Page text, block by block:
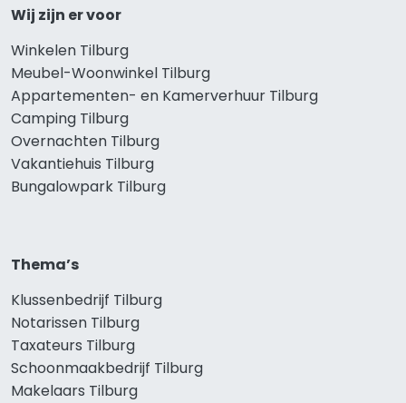
Wij zijn er voor
Winkelen Tilburg
Meubel-Woonwinkel Tilburg
Appartementen- en Kamerverhuur Tilburg
Camping Tilburg
Overnachten Tilburg
Vakantiehuis Tilburg
Bungalowpark Tilburg
Thema’s
Klussenbedrijf Tilburg
Notarissen Tilburg
Taxateurs Tilburg
Schoonmaakbedrijf Tilburg
Makelaars Tilburg